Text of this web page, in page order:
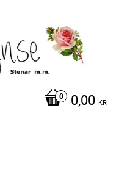
0,00 KR